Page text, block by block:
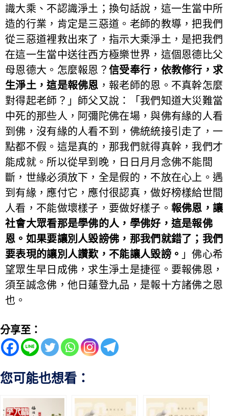
識大乘、不認識淨土；換句話說，這一生當中所
造的行業，肯定是三惡道。老師的教導，把我們
從三惡道裡救出來了，指示大乘淨土，是把我們
在這一生當中送往西方極樂世界，這個恩德比父
母恩德大。怎麼報恩？信受奉行，依教修行，求
生淨土，這是報佛恩 ，報老師的恩。不真幹怎麼
對得起老師？」師父又說：「我們知道大災難當
中死的那些人，阿彌陀佛在場，與佛有緣的人看
到佛，沒有緣的人看不到，佛統統接引走了，一
點都不假。這是真的，那我們就得真幹，我們才
能成就。所以從早到晚，日日月月念佛不能間
斷，世緣必須放下，全是假的，不放在心上。遇
到有緣，應付它，應付很認真，做好榜樣給世間
人看，不能做壞樣子，要做好樣子。 報佛恩，讓
社會大眾看那是學佛的人，學佛好，這是報佛
恩。如果要讓別人毀謗佛，那我們就錯了；我們
要表現的讓別人讚歎，不能讓人毀謗。 」佛心希
望眾生早日成佛，求生淨土是捷徑。要報佛恩，
須至誠念佛，他日蓮登九品，是報十方諸佛之恩
也。
分享至：
您可能也想看：